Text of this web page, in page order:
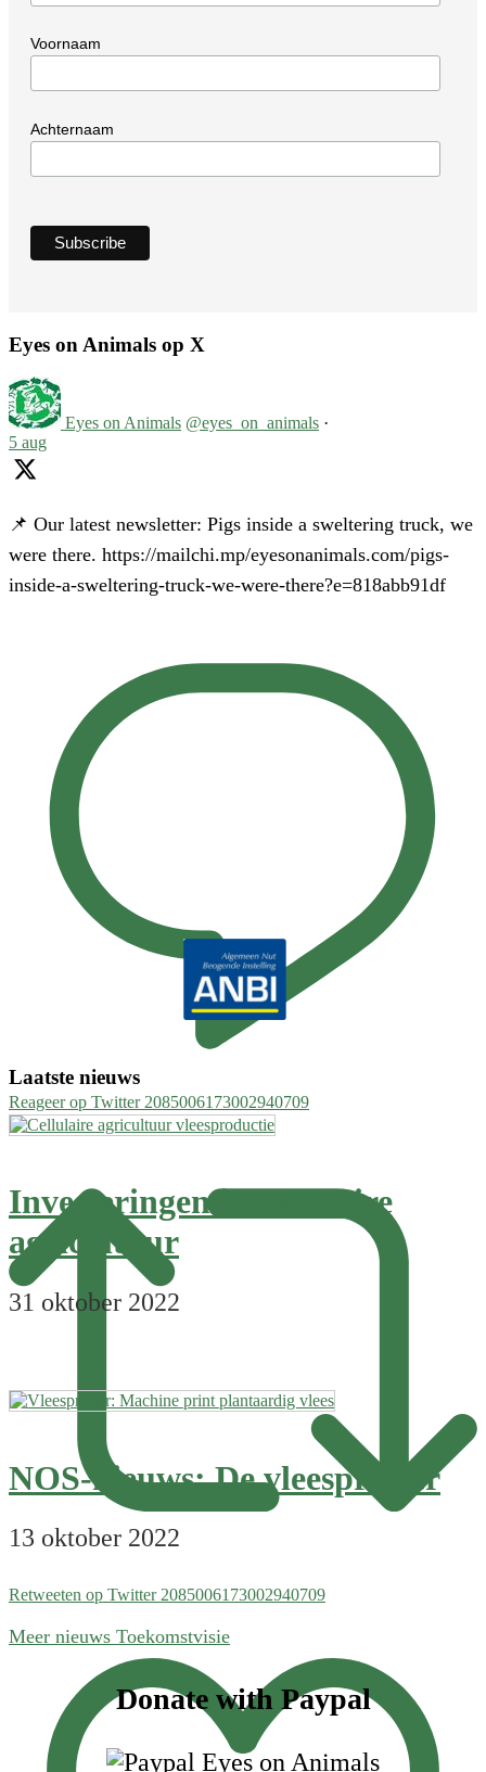
Voornaam
Achternaam
Eyes on Animals op X
Eyes on Animals @eyes_on_animals ·
5 aug
📌 Our latest newsletter: Pigs inside a sweltering truck, we
were there. https://mailchi.mp/eyesonanimals.com/pigs-
inside-a-sweltering-truck-we-were-there?e=818abb91df
Reageer op Twitter 2085006173002940709
Retweeten op Twitter 2085006173002940709
Laatste nieuws
Investeringen in cellulaire
agricultuur
31 oktober 2022
NOS-nieuws: De vleesprinter
13 oktober 2022
Meer nieuws Toekomstvisie
FooterDonate with Paypal